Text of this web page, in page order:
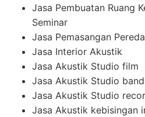
Jasa Pembuatan Ruang
Seminar
Jasa Pemasangan
Jasa Interior Akustik
Jasa Akustik Studio film
Jasa Akustik Studio band
Jasa Akustik Studio
Jasa Akustik kebisingan